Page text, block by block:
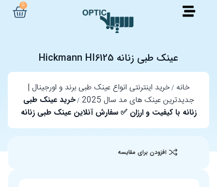
0
عینک طبی زنانه Hickmann HI6125
خانه خرید اینترنتی انواع عینک طبی برند و اورجینال |
جدیدترین عینک های مد سال 2025
خرید عینک طبی
زنانه با کیفیت و ارزان ✅ سفارش آنلاین عینک طبی زنانه
افزودن برای مقایسه